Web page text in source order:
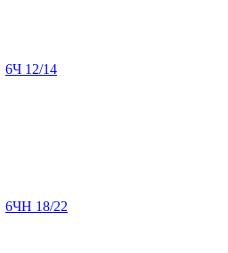
6Ч 12/14
6ЧН 18/22